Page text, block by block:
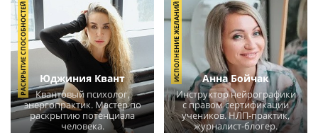
Юджиния Квант
Квантовый психолог,
энергопрактик. Мастер по
раскрытию потенциала
человека.
РАСКРЫТИЕ СПОСОБНОСТЕЙ Анна Бойчак
Инструктор нейрографики
с правом сертификации
учеников. НЛП-практик,
журналист-блогер.
ИСПОЛНЕНИЕ ЖЕЛАНИЙ